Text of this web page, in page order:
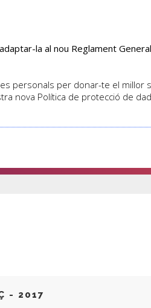
PROFESSORAT NOTICIES
- 2017
la al nou Reglament
personals per donar-te el millor
nova Política de protecció de